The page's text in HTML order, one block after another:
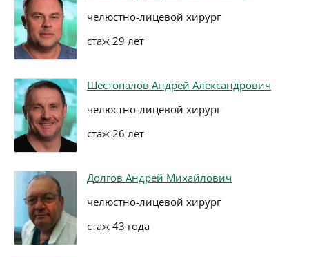
челюстно-лицевой хирург
стаж 29 лет
Шестопалов Андрей Александрович
челюстно-лицевой хирург
стаж 26 лет
Долгов Андрей Михайлович
челюстно-лицевой хирург
стаж 43 года